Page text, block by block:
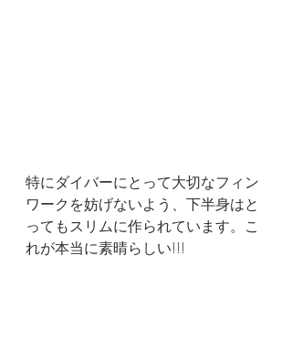
特にダイバーにとって大切なフィン
ワークを妨げないよう、下半身はと
ってもスリムに作られています。こ
れが本当に素晴らしい!!!